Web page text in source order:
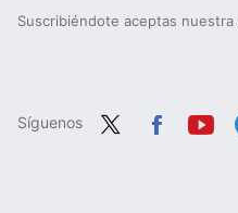
Suscribiéndote aceptas nuestra
Síguenos